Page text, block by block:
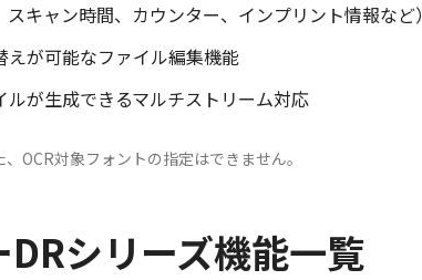
キャン時間、カウンター、インプリント情報など）
が可能なファイル編集機能
が生成できるマルチストリーム対応
OCR対象フォントの指定はできません。
シリーズ機能一覧